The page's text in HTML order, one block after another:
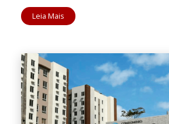
Leia Mais